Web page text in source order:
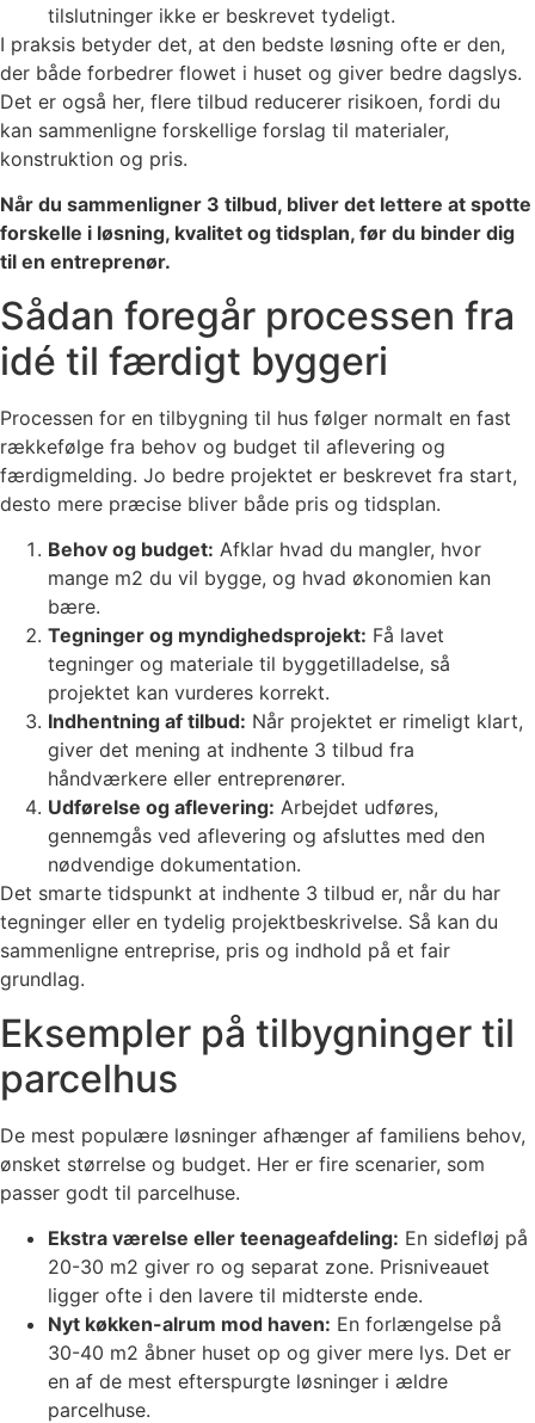
tilslutninger ikke er beskrevet tydeligt.
I praksis betyder det, at den bedste løsning ofte er den,
der både forbedrer flowet i huset og giver bedre dagslys.
Det er også her, flere tilbud reducerer risikoen, fordi du
kan sammenligne forskellige forslag til materialer,
konstruktion og pris.
Når du sammenligner 3 tilbud, bliver det lettere at spotte
forskelle i løsning, kvalitet og tidsplan, før du binder dig
til en entreprenør.
Sådan foregår processen fra
idé til færdigt byggeri
Processen for en tilbygning til hus følger normalt en fast
rækkefølge fra behov og budget til aflevering og
færdigmelding. Jo bedre projektet er beskrevet fra start,
desto mere præcise bliver både pris og tidsplan.
Behov og budget: Afklar hvad du mangler, hvor
mange m2 du vil bygge, og hvad økonomien kan
bære.
Tegninger og myndighedsprojekt: Få lavet
tegninger og materiale til byggetilladelse, så
projektet kan vurderes korrekt.
Indhentning af tilbud: Når projektet er rimeligt klart,
giver det mening at indhente 3 tilbud fra
håndværkere eller entreprenører.
Udførelse og aflevering: Arbejdet udføres,
gennemgås ved aflevering og afsluttes med den
nødvendige dokumentation.
Det smarte tidspunkt at indhente 3 tilbud er, når du har
tegninger eller en tydelig projektbeskrivelse. Så kan du
sammenligne entreprise, pris og indhold på et fair
grundlag.
Eksempler på tilbygninger til
parcelhus
De mest populære løsninger afhænger af familiens behov,
ønsket størrelse og budget. Her er fire scenarier, som
passer godt til parcelhuse.
Ekstra værelse eller teenageafdeling: En sidefløj på
20-30 m2 giver ro og separat zone. Prisniveauet
ligger ofte i den lavere til midterste ende.
Nyt køkken-alrum mod haven: En forlængelse på
30-40 m2 åbner huset op og giver mere lys. Det er
en af de mest efterspurgte løsninger i ældre
parcelhuse.